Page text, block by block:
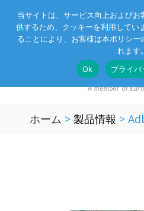
Eurotechグループ お客様
ホーム > 製品情報 >
当サイトは、サービス向上および
供するため、クッキーを利用してい
ることにより、お客様は本ポリシ
れます。
Ok
プライ